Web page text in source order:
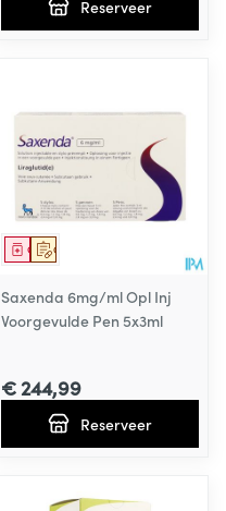
Reserveer
Op voorschrift
Geneesmiddel
Saxenda 6mg/ml Opl Inj
Voorgevulde Pen 5x3ml
€ 244,99
Reserveer